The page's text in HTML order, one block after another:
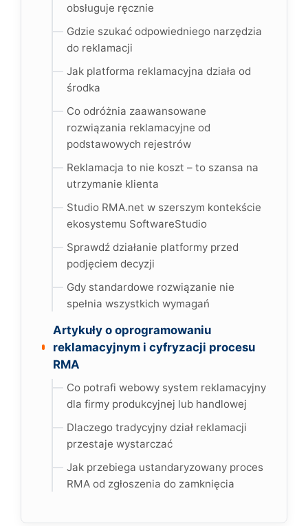
obsługuje ręcznie
Gdzie szukać odpowiedniego narzędzia
do reklamacji
Jak platforma reklamacyjna działa od
środka
Co odróżnia zaawansowane
rozwiązania reklamacyjne od
podstawowych rejestrów
Reklamacja to nie koszt – to szansa na
utrzymanie klienta
Studio RMA.net w szerszym kontekście
ekosystemu SoftwareStudio
Sprawdź działanie platformy przed
podjęciem decyzji
Gdy standardowe rozwiązanie nie
spełnia wszystkich wymagań
Artykuły o oprogramowaniu
reklamacyjnym i cyfryzacji procesu
RMA
Co potrafi webowy system reklamacyjny
dla firmy produkcyjnej lub handlowej
Dlaczego tradycyjny dział reklamacji
przestaje wystarczać
Jak przebiega ustandaryzowany proces
RMA od zgłoszenia do zamknięcia